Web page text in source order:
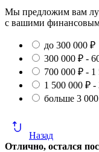
Мы предложим вам
с вашими
до 300 000 ₽
300 000 ₽ -
700 000 ₽ - 1
1 500 000 ₽ -
больше 3
Назад
Отлично, остался